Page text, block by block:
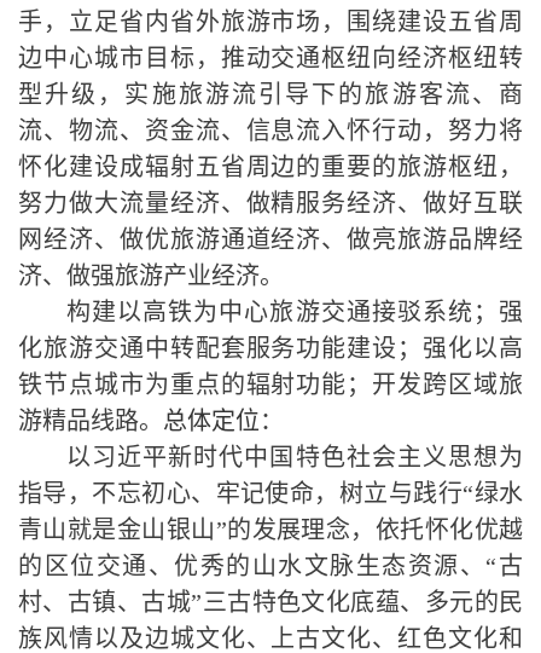
手，立足省内省外旅游市场，围绕建设五省周
边中心城市目标，推动交通枢纽向经济枢纽转
型升级，实施旅游流引导下的旅游客流、商
流、物流、资金流、信息流入怀行动，努力将
怀化建设成辐射五省周边的重要的旅游枢纽，
努力做大流量经济、做精服务经济、做好互联
网经济、做优旅游通道经济、做亮旅游品牌经
济、做强旅游产业经济。
构建以高铁为中心旅游交通接驳系统；强
化旅游交通中转配套服务功能建设；强化以高
铁节点城市为重点的辐射功能；开发跨区域旅
游精品线路。 总体定位：
以习近平新时代中国特色社会主义思想为
指导，不忘初心、牢记使命，树立与践行“绿水
青山就是金山银山”的发展理念，依托怀化优越
的区位交通、优秀的山水文脉生态资源、 “古
村、古镇、古城”三古特色文化底蕴、多元的民
族风情以及边城文化、上古文化、红色文化和